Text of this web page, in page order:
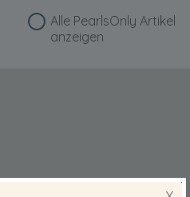
Alle PearlsOnly Artikel
anzeigen